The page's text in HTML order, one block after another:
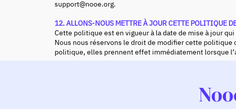
support@nooe.org.
12. ALLONS-NOUS METTRE À JOUR CETTE POLITIQUE
Cette politique est en vigueur à la date de mise à jour qui
Nous nous réservons le droit de modifier cette politique
politique, elles prennent effet immédiatement lorsque